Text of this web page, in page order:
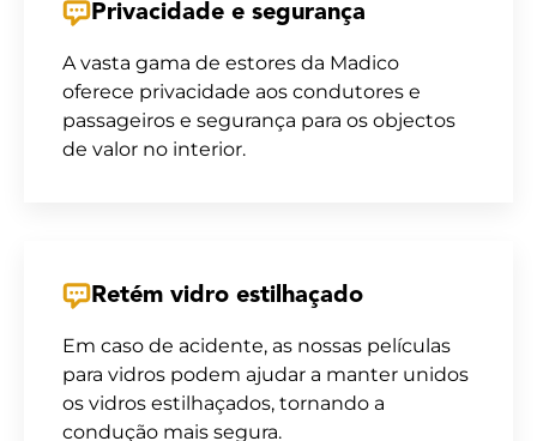
Privacidade e segurança
A vasta gama de estores da Madico
oferece privacidade aos condutores e
passageiros e segurança para os objectos
de valor no interior.
Retém vidro estilhaçado
Em caso de acidente, as nossas películas
para vidros podem ajudar a manter unidos
os vidros estilhaçados, tornando a
condução mais segura.